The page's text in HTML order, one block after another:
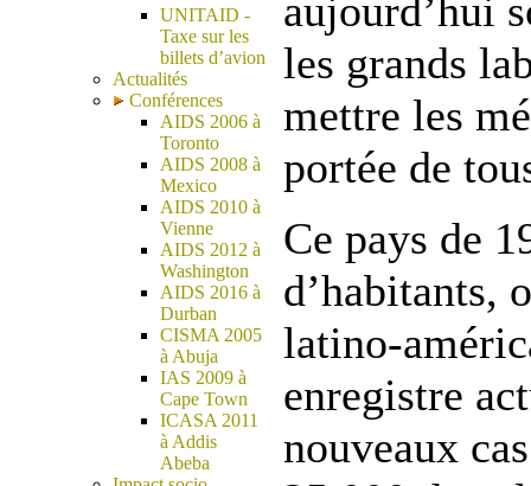
UNITAID -
Taxe sur les
billets d’avion
Actualités
Conférences
AIDS 2006 à
Toronto
AIDS 2008 à
Mexico
AIDS 2010 à
Vienne
AIDS 2012 à
Washington
AIDS 2016 à
Durban
CISMA 2005
à Abuja
IAS 2009 à
Cape Town
ICASA 2011
à Addis
Abeba
aujourd’hui
les grands
mettre les
portée de
Ce pays de
d’habitants,
latino-
enregistre
nouveaux